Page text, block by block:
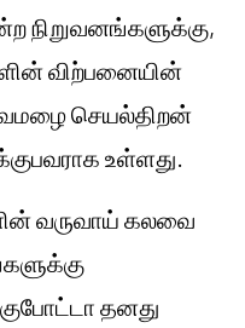
நிறுவனங்களுக்கு,
விற்பனையின்
செயல்திறன்
உள்ளது.
வருவாய் கலவை
தனது